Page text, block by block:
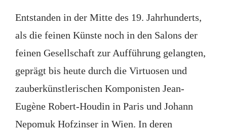
Entstanden in der Mitte des 19. Jahrhunderts,
als die feinen Künste noch in den Salons der
feinen Gesellschaft zur Aufführung gelangten,
geprägt bis heute durch die Virtuosen und
zauberkünstlerischen Komponisten Jean-
Eugène Robert-Houdin in Paris und Johann
Nepomuk Hofzinser in Wien. In deren